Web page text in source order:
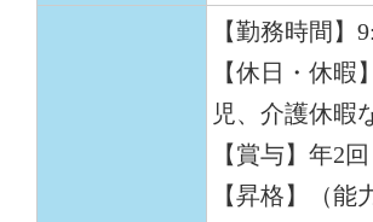
【勤務時間】
【休日・休
児、介護休暇
【賞与】年2回
【昇格】（能